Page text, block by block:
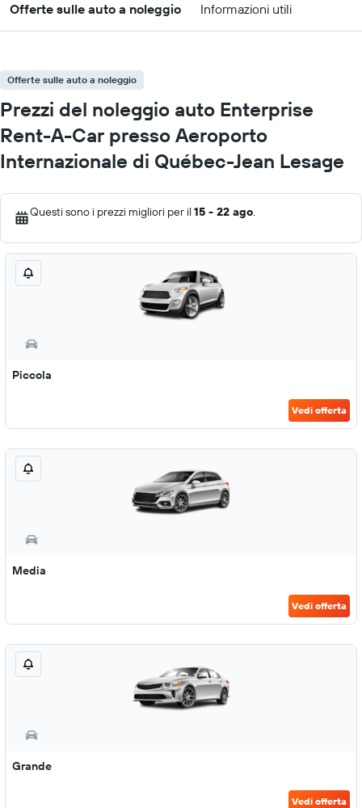
Offerte sulle auto a noleggio Informazioni utili
Offerte sulle auto a noleggio
Prezzi del noleggio auto Enterprise
Rent-A-Car presso Aeroporto
Internazionale di Québec-Jean Lesage
Questi sono i prezzi migliori per il 15 - 22 ago.
Piccola
Vedi offerta
Media
Vedi offerta
Grande
Vedi offerta